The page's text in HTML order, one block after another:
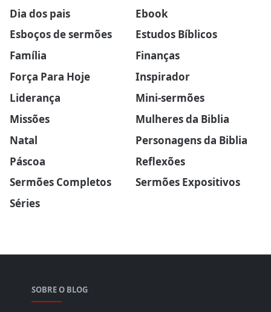
Dia dos pais
Ebook
Esboços de sermões
Estudos Bíblicos
Família
Finanças
Força Para Hoje
Inspirador
Liderança
Mini-sermões
Missões
Mulheres da Biblia
Natal
Personagens da Biblia
Páscoa
Reflexões
Sermões Completos
Sermões Expositivos
Séries
SOBRE O BLOG